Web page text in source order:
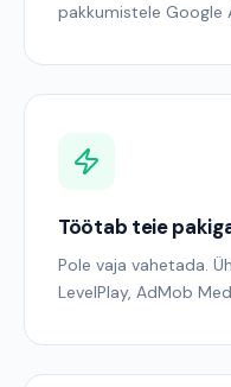
pakkumistele Google
Töötab teie
Pole vaja vahetada.
LevelPlay, AdMob